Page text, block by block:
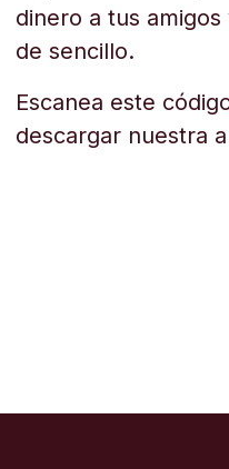
dinero a tus
de sencillo.
Escanea este
descargar nuestra